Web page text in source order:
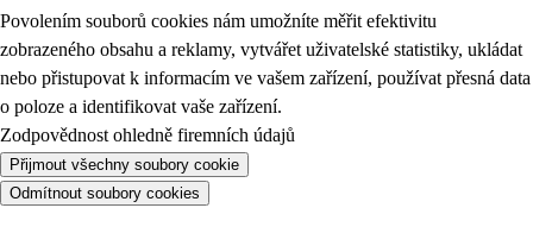
Povolením souborů cookies nám umožníte měřit efektivitu
zobrazeného obsahu a reklamy, vytvářet uživatelské statistiky, ukládat
nebo přistupovat k informacím ve vašem zařízení, používat přesná data
o poloze a identifikovat vaše zařízení.
Zodpovědnost ohledně firemních údajů
Přijmout všechny soubory cookie
Odmítnout soubory cookies